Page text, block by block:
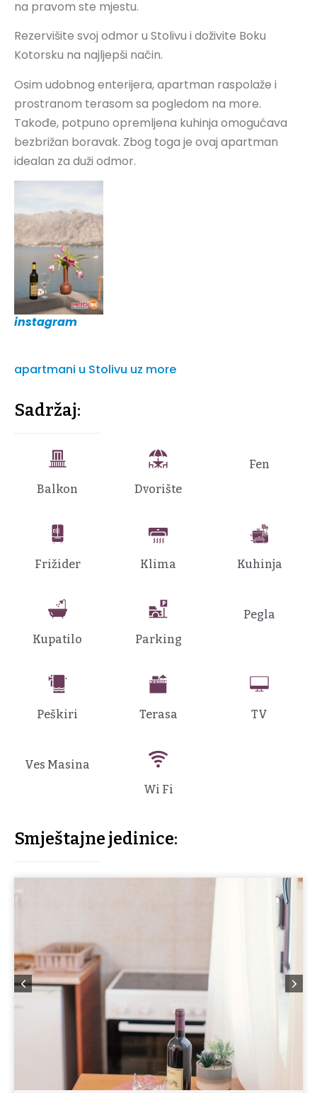
na pravom ste mjestu.
Rezervišite svoj odmor u Stolivu i doživite Boku
Kotorsku na najljepši način.
Osim udobnog enterijera, apartman raspolaže i
prostranom terasom sa pogledom na more.
Takođe, potpuno opremljena kuhinja omogućava
bezbrižan boravak. Zbog toga je ovaj apartman
idealan za duži odmor.
instagram
apartmani u Stolivu uz more
Sadržaj:
Balkon Dvorište
Fen
Frižider Klima Kuhinja
Kupatilo Parking
Pegla
Peškiri Terasa TV
Ves Masina
Wi Fi
Smještajne jedinice: